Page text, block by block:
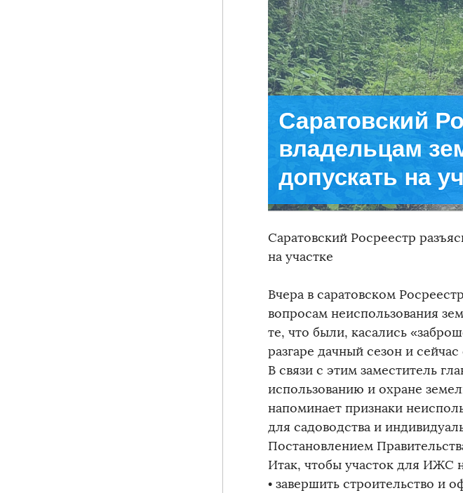
Саратовский Росреестр
на участке
Вчера в саратовском
вопросам неиспользования
те, что были, касались
разгаре дачный сезон и
В связи с этим заместитель
использованию и охране
напоминает признаки
для садоводства и
Постановлением
Итак, чтобы участок для ИЖС
• завершить строительство и